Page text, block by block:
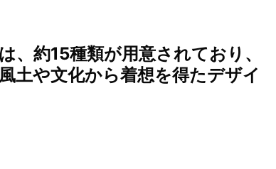
約15種類が用意されており、
土や文化から着想を得たデザイ